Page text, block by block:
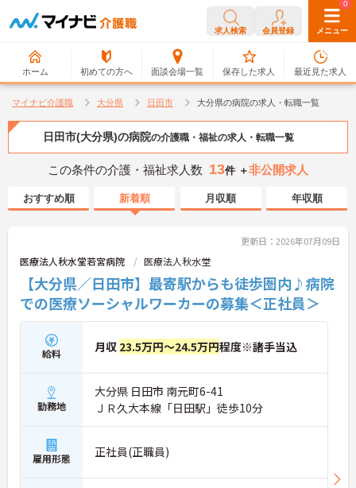
求人検索 会員登録 メニュー
ホーム 初めての方へ 面談会場一覧
0
保存した求人
0
最近見た求人
マイナビ介護職 大分県 日田市 大分県の病院の求人・転職一覧
日田市(大分県)の病院の介護職・福祉の求人・転職一覧
この条件の介護・福祉求人数 13件 ＋非公開求人
おすすめ順 新着順 月収順 年収順
更新日：2026年07月09日
医療法人秋水堂若宮病院 医療法人秋水堂
【大分県／日田市】最寄駅からも徒歩圏内♪病院
での医療ソーシャルワーカーの募集＜正社員＞
給料 月収 23.5万円～24.5万円程度※諸手当込
勤務地
大分県 日田市 南元町6-41
ＪＲ久大本線「日田駅」徒歩10分
雇用形態 正社員(正職員)